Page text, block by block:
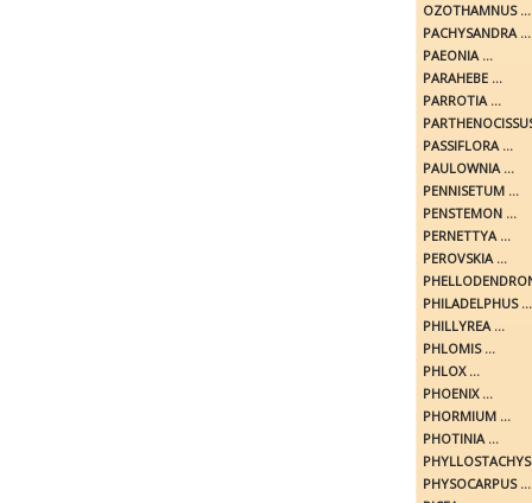
OZOTHAMNUS ...
PACHYSANDRA ...
PAEONIA ...
PARAHEBE ...
PARROTIA ...
PASSIFLORA ...
PAULOWNIA ...
PENNISETUM ...
PENSTEMON ...
PERNETTYA ...
PEROVSKIA ...
PHILADELPHUS ...
PHILLYREA ...
PHLOMIS ...
PHLOX ...
PHOENIX ...
PHORMIUM ...
PHOTINIA ...
PHYSOCARPUS ...